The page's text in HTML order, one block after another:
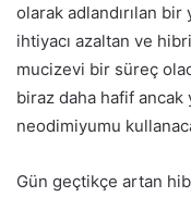
olarak adlandırılan
ihtiyacı azaltan ve
mucizevi bir süreç
biraz daha hafif
neodimiyumu
Gün geçtikçe artan